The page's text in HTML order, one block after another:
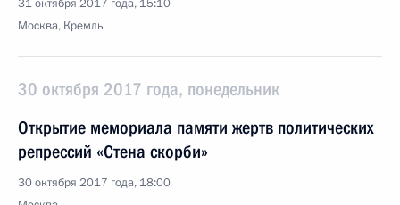
31 октября 2017 года, 15:10
Москва, Кремль
30 октября 2017 года, понедельник
Открытие мемориала памяти жертв политических
репрессий «Стена скорби»
30 октября 2017 года, 18:00